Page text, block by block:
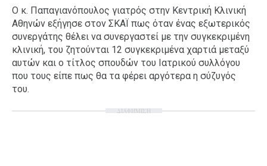
Ταξίδια
Style
Σπίτι
Family
Σχέσεις
AGENDA
Ο κ. Παπαγιανόπουλος γιατρός στην Κεντρική Κλινική
Αθηνών εξήγησε στον ΣΚΑΪ πως όταν ένας εξωτερικός
συνεργάτης θέλει να συνεργαστεί με την συγκεκριμένη
κλινική, του ζητούνται 12 συγκεκριμένα χαρτιά μεταξύ
αυτών και ο τίτλος σπουδών του Ιατρικού συλλόγου
που τους είπε πως θα τα φέρει αργότερα η σύζυγός
του.
ΔΙΑΦΗΜΙΣΗ